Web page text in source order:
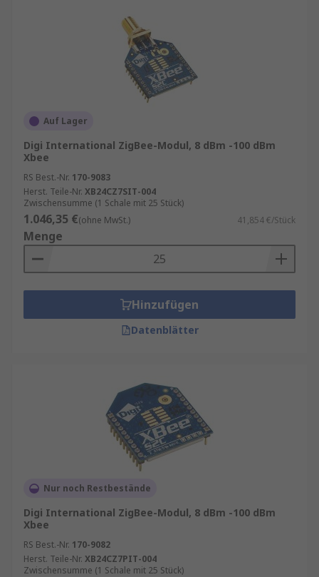
Auf Lager
Digi International ZigBee-Modul, 8 dBm -100 dBm
Xbee
RS Best.-Nr. 170-9083
Herst. Teile-Nr. XB24CZ7SIT-004
Zwischensumme (1 Schale mit 25 Stück)
1.046,35 €(ohne MwSt.) 41,854 €/Stück
Menge
Hinzufügen
Datenblätter
Nur noch Restbestände
Digi International ZigBee-Modul, 8 dBm -100 dBm
Xbee
RS Best.-Nr. 170-9082
Herst. Teile-Nr. XB24CZ7PIT-004
Zwischensumme (1 Schale mit 25 Stück)